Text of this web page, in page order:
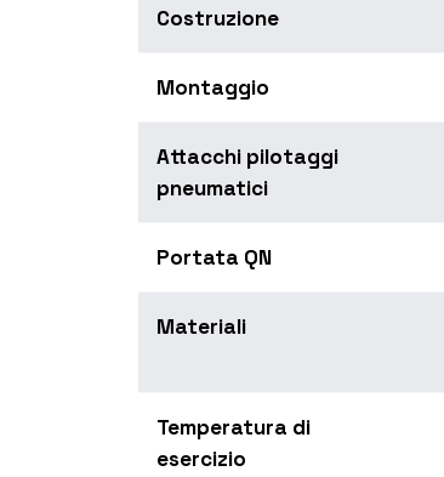
Costruzione
Montaggio
Attacchi pilotaggi
pneumatici
Portata QN
Materiali
Temperatura di
esercizio